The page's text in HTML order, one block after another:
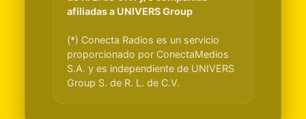
afiliadas a UNIVERS Group
(*) Conecta Radios es un servicio
proporcionado por ConectaMedios
S.A. y es independiente de UNIVERS
Group S. de R. L. de C.V.